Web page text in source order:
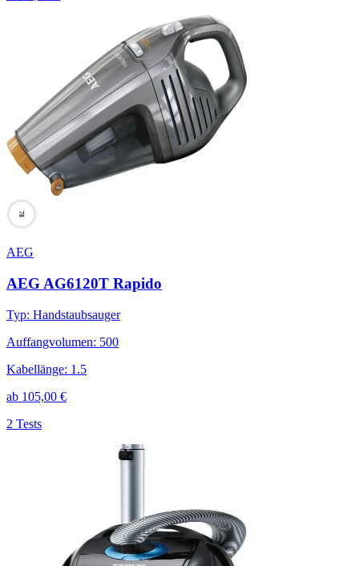
78
AEG
AEG AG6120T Rapido
Typ: Handstaubsauger
Auffangvolumen: 500
Kabellänge: 1.5
ab 105,00 €
2 Tests